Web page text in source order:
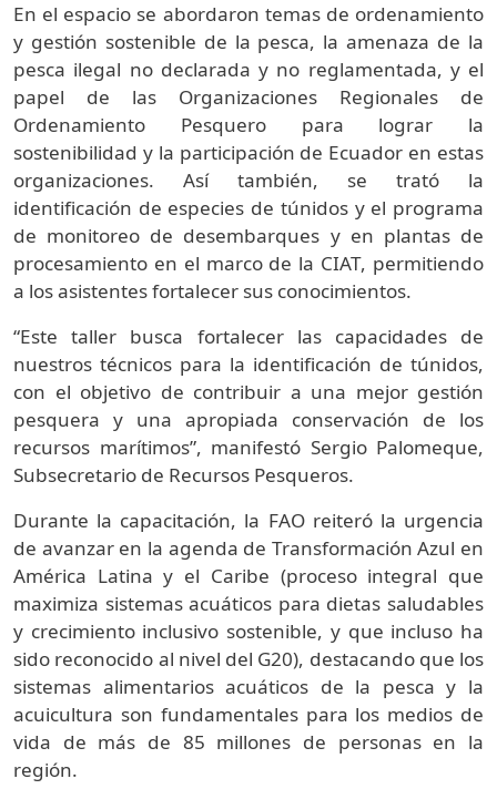
En el espacio se abordaron temas de ordenamiento
y gestión sostenible de la pesca, la amenaza de la
pesca ilegal no declarada y no reglamentada, y el
papel de las Organizaciones Regionales de
Ordenamiento Pesquero para lograr la
sostenibilidad y la participación de Ecuador en estas
organizaciones. Así también, se trató la
identificación de especies de túnidos y el programa
de monitoreo de desembarques y en plantas de
procesamiento en el marco de la CIAT, permitiendo
a los asistentes fortalecer sus conocimientos.
“Este taller busca fortalecer las capacidades de
nuestros técnicos para la identificación de túnidos,
con el objetivo de contribuir a una mejor gestión
pesquera y una apropiada conservación de los
recursos marítimos”, manifestó Sergio Palomeque,
Subsecretario de Recursos Pesqueros.
Durante la capacitación, la FAO reiteró la urgencia
de avanzar en la agenda de Transformación Azul en
América Latina y el Caribe (proceso integral que
maximiza sistemas acuáticos para dietas saludables
y crecimiento inclusivo sostenible, y que incluso ha
sido reconocido al nivel del G20), destacando que los
sistemas alimentarios acuáticos de la pesca y la
acuicultura son fundamentales para los medios de
vida de más de 85 millones de personas en la
región.